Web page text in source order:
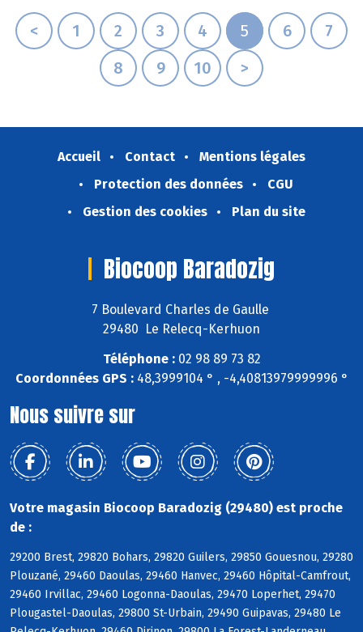
< 1 2 3 4 5 6
7
8
9 10 >
Accueil Contact
Mentions légales
Protection des données
CGU
Gestion des cookies
Plan du site
Biocoop Baradozig
7 Boulevard Charles de Gaulle
29480 Le Relecq-Kerhuon
Téléphone :02 98 89 73 82
Coordonnées GPS :48,3999104 ° , -4,40813979999996 °
Nous suivre sur
Votre magasin Biocoop Baradozig (29480) est proche
de :
29200 Brest, 29820 Bohars, 29820 Guilers, 29850 Gouesnou, 29280
Plouzané, 29460 Daoulas, 29460 Hanvec, 29460 Hôpital-Camfrout,
29460 Irvillac, 29460 Logonna-Daoulas, 29470 Loperhet, 29470
Plougastel-Daoulas, 29800 St-Urbain, 29490 Guipavas, 29480 Le